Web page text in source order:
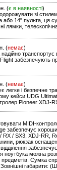
(є в наявності)
зі
14" пульта, ця
(немає)
забезпечують
(немає)
і безпечне
кейси UDG
Pioneer XDJ-
MIDI-
забезпечує
RX / SX3, XDJ-RR,
рюкзак
ноутбука можна
Сумка
Зовнішні габарити: